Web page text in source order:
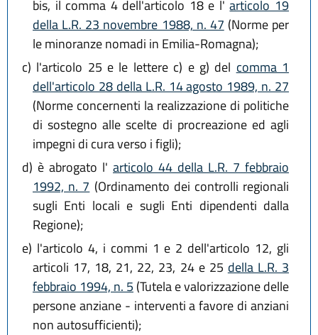
bis, il comma 4 dell'articolo 18 e l'articolo 19
della L.R. 23 novembre 1988, n. 47 (Norme per
le minoranze nomadi in Emilia-Romagna);
c) l'articolo 25 e le lettere c) e g) del comma 1
dell'articolo 28 della L.R. 14 agosto 1989, n. 27
(Norme concernenti la realizzazione di politiche
di sostegno alle scelte di procreazione ed agli
impegni di cura verso i figli);
d) è abrogato l' articolo 44 della L.R. 7 febbraio
1992, n. 7 (Ordinamento dei controlli regionali
sugli Enti locali e sugli Enti dipendenti dalla
Regione);
e) l'articolo 4, i commi 1 e 2 dell'articolo 12, gli
articoli 17, 18, 21, 22, 23, 24 e 25 della L.R. 3
febbraio 1994, n. 5 (Tutela e valorizzazione delle
persone anziane - interventi a favore di anziani
non autosufficienti);